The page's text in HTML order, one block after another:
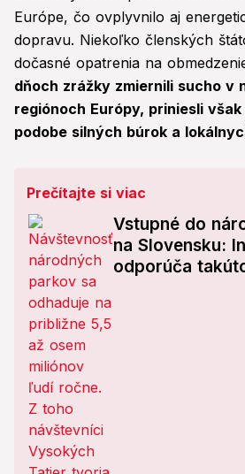
Európe, čo ovplyvnilo aj
dopravu. Niekoľko členských
dočasné opatrenia na
dňoch zrážky zmiernili sucho v
regiónoch Európy, priniesli
podobe silných búrok a
Prečítajte si viac
Vstupné do
na Slovensku:
odporúča